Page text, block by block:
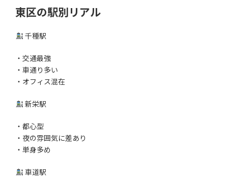
東区の駅別リアル
千種駅
・交通最強
・車通り多い
・オフィス混在
新栄駅
・都心型
・夜の雰囲気に差あり
・単身多め
車道駅